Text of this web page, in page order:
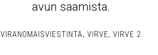
avun saamista.
VIRANOMAISVIESTINTÄ VIRVE VIRVE 2